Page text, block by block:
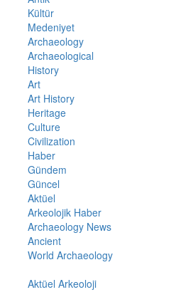
Kültür
Medeniyet
Archaeology
Archaeological
History
Art
Art History
Heritage
Culture
Civilization
Haber
Gündem
Güncel
Aktüel
Arkeolojik Haber
Archaeology News
Ancient
World Archaeology
Aktüel Arkeoloji